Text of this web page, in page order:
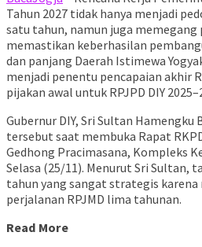
Tahun 2027 tidak hanya menjadi
satu tahun, namun juga
memastikan keberhasilan
dan panjang Daerah Istimewa
menjadi penentu pencapaian akhir
pijakan awal untuk RPJPD DIY
Gubernur DIY, Sri Sultan Hamengku
tersebut saat membuka Rapat
Gedhong Pracimasana, Kompleks
Selasa (25/11). Menurut Sri Sultan,
tahun yang sangat strategis
perjalanan RPJMD lima tahunan.
Read More